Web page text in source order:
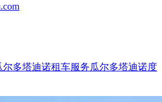
尔多塔迪诺租车服务瓜尔多塔迪诺度